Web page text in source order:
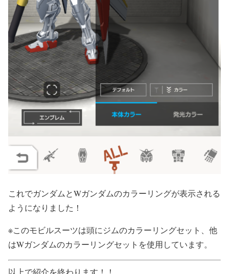
これでガンダムとWガンダムのカラーリングが表示される
ようになりました！
※このモビルスーツは頭にジムのカラーリングセット、他
はWガンダムのカラーリングセットを使用しています。
以上で紹介を終わります！！